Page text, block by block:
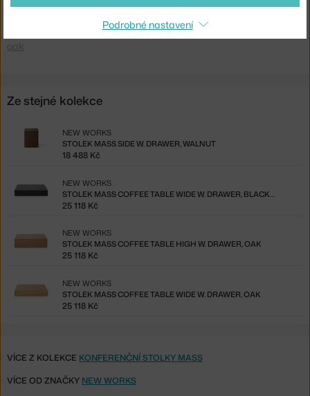
Shopping from the EU? Switch toMass Side Table w. Drawer, black
oak
Ze stejné kolekce
STOLEK MASS SIDE W. DRAWER, WALNUT
NEW WORKS
18 488 Kč
STOLEK MASS COFFEE TABLE WIDE W. DRAWER, BLACK OAK
NEW WORKS
25 118 Kč
STOLEK MASS COFFEE TABLE HIGH W. DRAWER, OAK
NEW WORKS
25 118 Kč
STOLEK MASS COFFEE TABLE WIDE W. DRAWER, OAK
NEW WORKS
25 118 Kč
VÍCE Z KOLEKCE KONFERENČNÍ STOLKY MASS
VÍCE OD ZNAČKY NEW WORKS
Podrobné nastavení